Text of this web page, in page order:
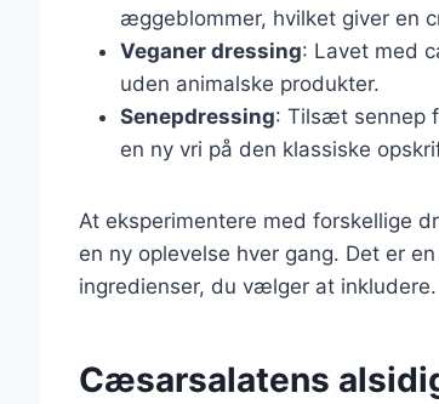
æggeblommer, hvilket giver en
Veganer dressing: Lavet med
uden animalske produkter.
Senepdressing: Tilsæt sennep
en ny vri på den klassiske
At eksperimentere med forskellige
en ny oplevelse hver gang. Det er
ingredienser, du vælger at inkludere.
Cæsarsalatens